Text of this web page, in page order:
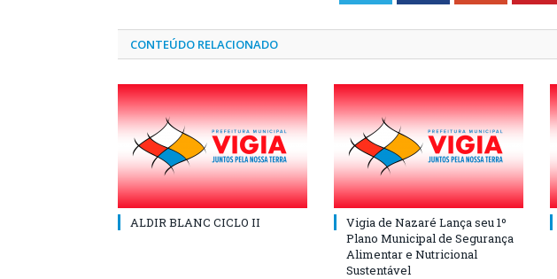
CONTEÚDO RELACIONADO
ALDIR BLANC CICLO II
Vigia de Nazaré Lança seu 1º
Plano Municipal de Segurança
Alimentar e Nutricional
Sustentável